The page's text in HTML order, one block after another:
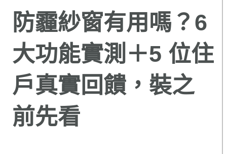
防霾紗窗有用嗎？6
大功能實測＋5 位住
戶真實回饋，裝之
前先看